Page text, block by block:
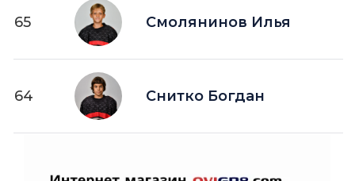
65 Смолянинов Илья
64 Снитко Богдан